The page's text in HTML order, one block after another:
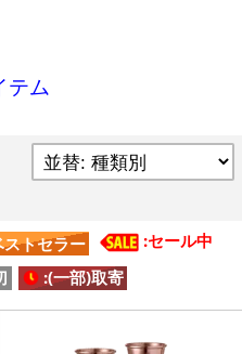
テム
トセラー
:セール中
:(一部)取寄